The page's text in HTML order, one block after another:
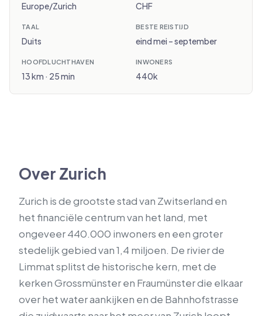
Europe/Zurich CHF
TAAL
Duits
BESTE REISTIJD
eind mei – september
HOOFDLUCHTHAVEN
13 km · 25 min
INWONERS
440k
Over Zurich
Zurich is de grootste stad van Zwitserland en
het financiële centrum van het land, met
ongeveer 440.000 inwoners en een groter
stedelijk gebied van 1,4 miljoen. De rivier de
Limmat splitst de historische kern, met de
kerken Grossmünster en Fraumünster die elkaar
over het water aankijken en de Bahnhofstrasse